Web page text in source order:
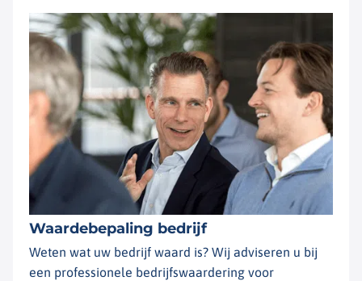
Waardebepaling bedrijf
Weten wat uw bedrijf waard is? Wij adviseren u bij
een professionele bedrijfswaardering voor